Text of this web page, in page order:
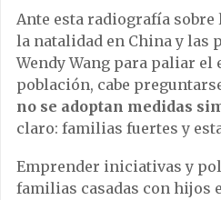
Ante esta radiografía
la natalidad en China y las
Wendy Wang para paliar el
población, cabe
no se adoptan medidas
claro: familias fuertes y
Emprender iniciativas y
familias casadas con hijos